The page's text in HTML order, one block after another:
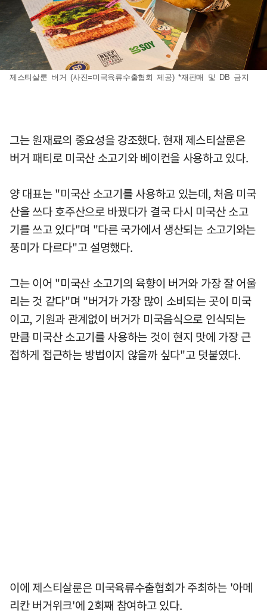
제스티살룬 버거 (사진=미국육류수출협회 제공) *재판매 및 DB 금지
그는 원재료의 중요성을 강조했다. 현재 제스티살룬은
버거 패티로 미국산 소고기와 베이컨을 사용하고 있다.
양 대표는 "미국산 소고기를 사용하고 있는데, 처음 미국
산을 쓰다 호주산으로 바꿨다가 결국 다시 미국산 소고
기를 쓰고 있다"며 "다른 국가에서 생산되는 소고기와는
풍미가 다르다"고 설명했다.
그는 이어 "미국산 소고기의 육향이 버거와 가장 잘 어울
리는 것 같다"며 "버거가 가장 많이 소비되는 곳이 미국
이고, 기원과 관계없이 버거가 미국음식으로 인식되는
만큼 미국산 소고기를 사용하는 것이 현지 맛에 가장 근
접하게 접근하는 방법이지 않을까 싶다"고 덧붙였다.
이에 제스티살룬은 미국육류수출협회가 주최하는 '아메
리칸 버거위크'에 2회째 참여하고 있다.